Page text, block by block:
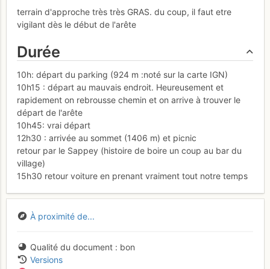
terrain d'approche très très GRAS. du coup, il faut etre
vigilant dès le début de l'arête
Durée
10h: départ du parking (924 m :noté sur la carte IGN)
10h15 : départ au mauvais endroit. Heureusement et
rapidement on rebrousse chemin et on arrive à trouver le
départ de l'arête
10h45: vrai départ
12h30 : arrivée au sommet (1406 m) et picnic
retour par le Sappey (histoire de boire un coup au bar du
village)
15h30 retour voiture en prenant vraiment tout notre temps
À proximité de...
Qualité du document
bon
Versions